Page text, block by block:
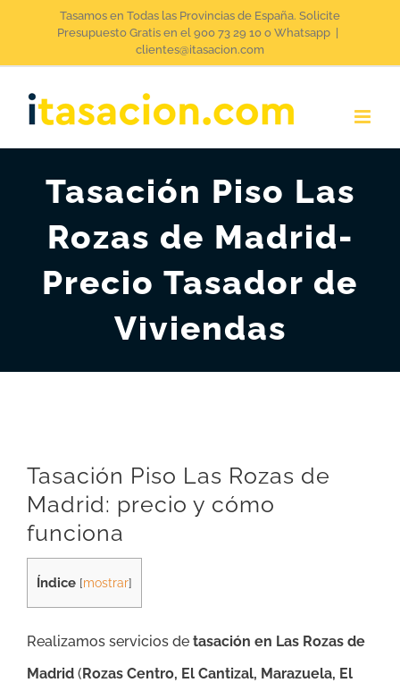
Tasamos en Todas las Provincias de España. Solicite
Presupuesto Gratis en el 900 73 29 10 o Whatsapp
clientes@itasacion.com
Tasación Piso Las
Rozas de Madrid-
Precio Tasador de
Viviendas
Tasación Piso Las Rozas de
Madrid: precio y cómo
funciona
Índice [mostrar]
Realizamos servicios de tasación en Las Rozas de
Madrid (Rozas Centro, El Cantizal, Marazuela, El